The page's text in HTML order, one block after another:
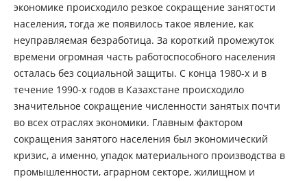
экономике происходило резкое сокращение занятости
населения, тогда же появилось такое явление, как
неуправляемая безработица. За короткий промежуток
времени огромная часть работоспособного населения
осталась без социальной защиты. С конца 1980-х и в
течение 1990-х годов в Казахстане происходило
значительное сокращение численности занятых почти
во всех отраслях экономики. Главным фактором
сокращения занятого населения был экономический
кризис, а именно, упадок материального производства в
промышленности, аграрном секторе, жилищном и